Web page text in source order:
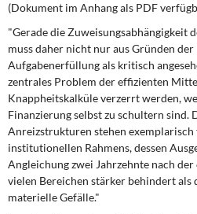
Wirtschaftspolitik
Steuer- und Finanzpolitik
Öffentliche Infrastruktur und
Eurokrise und Griechenland
DIE LINKE
(Dokument im Anhang als PDF
"Gerade die Zuweisungsabhängigkeit
muss daher nicht nur aus Gründen
Aufgabenerfüllung als kritisch
zentrales Problem der effizienten
Knappheitskalküle verzerrt werden,
Finanzierung selbst zu schultern sind.
Anreizstrukturen stehen exemplarisch
institutionellen Rahmens, dessen
Angleichung zwei Jahrzehnte nach
vielen Bereichen stärker behindert als
materielle Gefälle."